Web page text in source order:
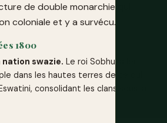
de double monarchie qui
coloniale et y a survécu.
1800
swazie. Le roi Sobhuza Ier
dans les hautes terres de ce qui
consolidant les clans sous la